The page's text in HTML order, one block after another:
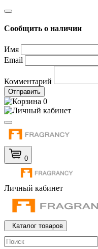
Сообщить о наличии
Имя
Email
Комментарий
Отправить
0
0
Личный кабинет
Каталог товаров